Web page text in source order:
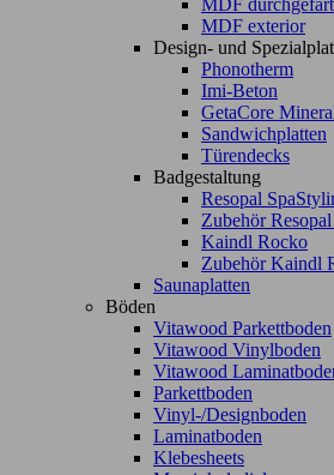
MDF
MDF exterior
Design- und
Phonotherm
Imi-Beton
GetaCore
Sandwichplatten
Türendecks
Badgestaltung
Resopal
Zubehör
Kaindl Rocko
Zubehör Kaindl
Saunaplatten
Böden
Vitawood Parkettboden
Vitawood Vinylboden
Vitawood
Parkettboden
Vinyl-/Designboden
Laminatboden
Klebesheets